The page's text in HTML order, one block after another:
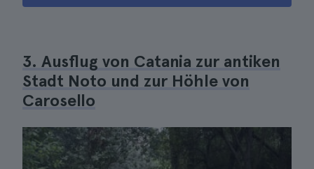
3. Ausflug von Catania zur antiken
Stadt Noto und zur Höhle von
Carosello